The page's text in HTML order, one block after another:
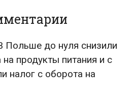
Польше до нуля снизили
продукты питания и с
налог с оборота на